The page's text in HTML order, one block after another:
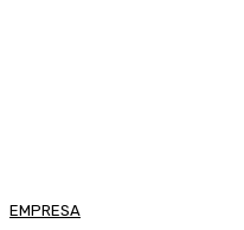
EMPRESA